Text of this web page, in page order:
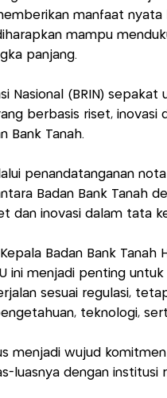
manfaat
mampu
panjang.
Nasional (BRIN)
berbasis riset, inovasi
Bank Tanah.
penandatanganan
Badan Bank Tanah
dan inovasi dalam tata
Badan Bank Tanah
ini menjadi penting
sesuai regulasi,
teknologi,
menjadi wujud
luasnya dengan institusi